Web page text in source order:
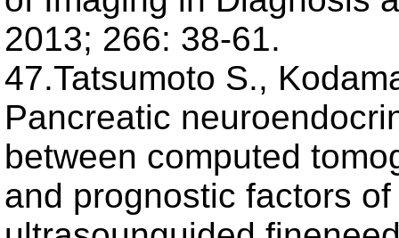
2013; 266: 38-61.
47.Tatsumoto S.,
Pancreatic
between computed
and prognostic factors